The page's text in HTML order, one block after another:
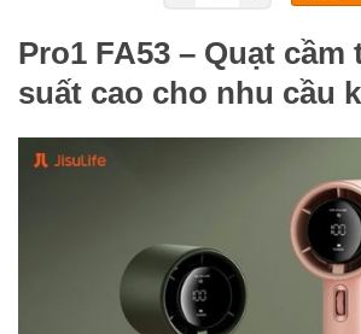
Pro1 FA53 – Quạt cầm
suất cao cho nhu cầu